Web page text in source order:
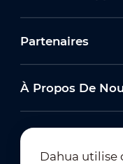
Partenaires
À Propos De
Dahua utilise